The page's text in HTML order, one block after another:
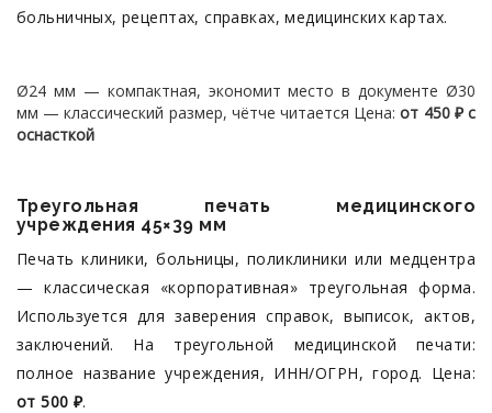
больничных, рецептах, справках, медицинских картах.
Ø24 мм — компактная, экономит место в документе Ø30
мм — классический размер, чётче читается Цена:от 450 ₽ с
оснасткой
Треугольная печать медицинского
учреждения 45×39 мм
Печать клиники, больницы, поликлиники или медцентра
— классическая «корпоративная» треугольная форма.
Используется для заверения справок, выписок, актов,
заключений. На треугольной медицинской печати:
полное название учреждения, ИНН/ОГРН, город. Цена:
от 500 ₽.